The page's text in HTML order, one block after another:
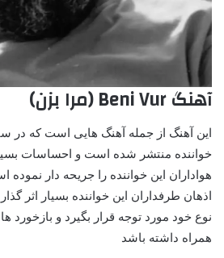
آهنگ Beni Vur (مرا بزن)
این آهنگ از جمله آهنگ هایی است که در
خواننده منتشر شده است و احساسات
هواداران این خواننده را جریحه دار
اذهان طرفداران این خواننده بسیار اثر
نوع خود مورد توجه قرار بگیرد و بازخورد
همراه داشته باشد